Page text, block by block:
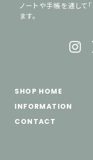
ノートや手帳を通して
ます。
SHOP HOME
INFORMATION
CONTACT